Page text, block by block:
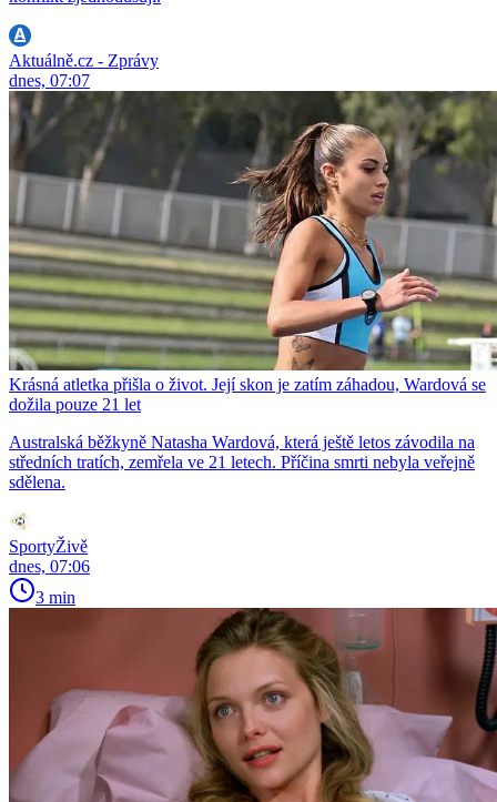
Aktuálně.cz - Zprávy
dnes, 07:07
Krásná atletka přišla o život. Její skon je zatím záhadou, Wardová se
dožila pouze 21 let
Australská běžkyně Natasha Wardová, která ještě letos závodila na
středních tratích, zemřela ve 21 letech. Příčina smrti nebyla veřejně
sdělena.
SportyŽivě
dnes, 07:06
3 min